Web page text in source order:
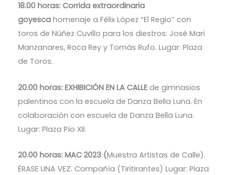
18.00 horas: Corrida extraordinaria
goyescahomenaje a Félix López “El Regio” con
toros de Núñez Cuvillo para los diestros: José Mari
Manzanares, Roca Rey y Tomás Rufo. Lugar: Plaza
de Toros.
20.00 horas: EXHIBICIÓN EN LA CALLEde gimnasios
palentinos con la escuela de Danza Bella Luna. En
colaboración con escuela de Danza Bella Luna.
Lugar: Plaza Pío XII.
20.00 horas: MAC 2023 (Muestra Artistas de Calle).
ÉRASE UNA VEZ. Compañía (Tiritirantes) Lugar: Plaza